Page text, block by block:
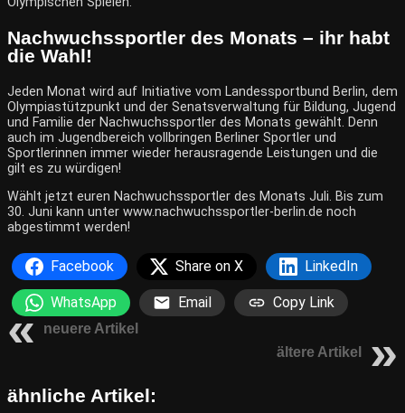
Nachwuchssportler des Monats – ihr habt
die Wahl!
Jeden Monat wird auf Initiative vom Landessportbund Berlin, dem
Olympiastützpunkt und der Senatsverwaltung für Bildung, Jugend
und Familie der Nachwuchssportler des Monats gewählt. Denn
auch im Jugendbereich vollbringen Berliner Sportler und
Sportlerinnen immer wieder herausragende Leistungen und die
gilt es zu würdigen!
Wählt jetzt euren Nachwuchssportler des Monats Juli. Bis zum
30. Juni kann unter www.nachwuchssportler-berlin.de noch
abgestimmt werden!
Facebook Share on X LinkedIn
WhatsApp Email Copy Link
neuere Artikel
ältere Artikel
ähnliche Artikel: